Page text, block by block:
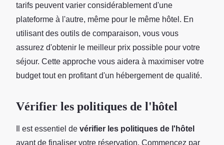
tarifs peuvent varier considérablement d'une
plateforme à l'autre, même pour le même hôtel. En
utilisant des outils de comparaison, vous vous
assurez d'obtenir le meilleur prix possible pour votre
séjour. Cette approche vous aidera à maximiser votre
budget tout en profitant d'un hébergement de qualité.
Vérifier les politiques de l'hôtel
Il est essentiel de vérifier les politiques de l'hôtel
avant de finaliser votre réservation. Commencez par